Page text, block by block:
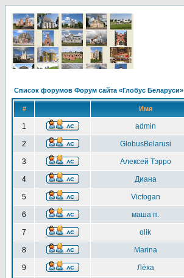
Список форумов Форум сайта «Глобус Беларуси»
# Имя
1 admin
2 GlobusBelarusi
3 Алексей Тэрро
4 Диана
5 Victogan
6 маша п.
7 olik
8 Marina
9 Лёха